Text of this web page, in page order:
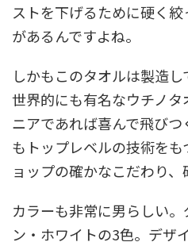
ストを下げるために硬く
があるんですよね。
しかもこのタオルは製造
世界的にも有名なウチノ
ニアであれば喜んで飛び
もトップレベルの技術を
ョップの確かなこだわり、
カラーも非常に男らしい
ン・ホワイトの3色。デザ